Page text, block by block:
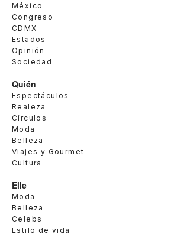
México
Congreso
CDMX
Estados
Opinión
Sociedad
Quién
Espectáculos
Realeza
Círculos
Moda
Belleza
Viajes y Gourmet
Cultura
Elle
Moda
Belleza
Celebs
Estilo de vida